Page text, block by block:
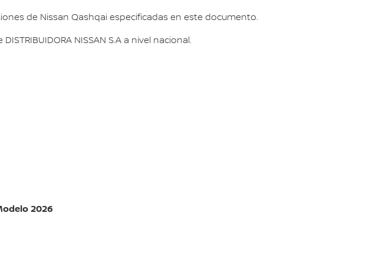
de Nissan Qashqai especificadas en este documento.
NISSAN S.A a nivel nacional.
2026